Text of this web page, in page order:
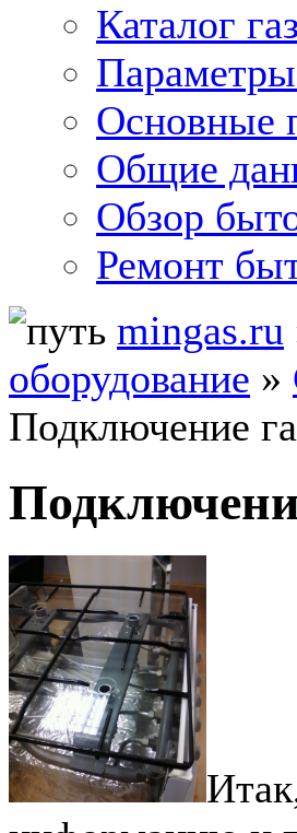
Каталог
Основные
Общие
Обзор
Ремонт
mingas.ru
оборудование »
Подключение